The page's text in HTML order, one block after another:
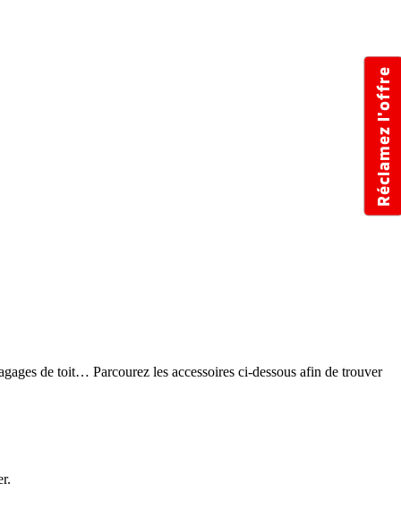
de toit… Parcourez les accessoires ci-dessous afin de trouver
Réclamez l'offre